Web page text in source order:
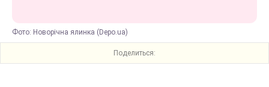
Фото: Новорічна ялинка (Depo.ua)
Поделиться: